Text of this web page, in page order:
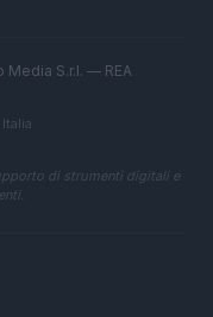
S.r.l. — REA
di strumenti digitali e